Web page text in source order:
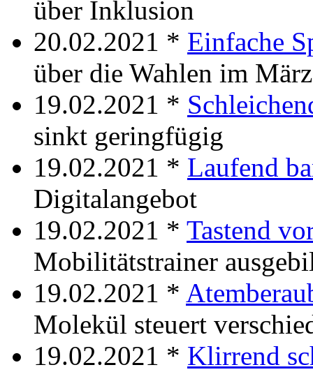
über Inklusion
20.02.2021 * Einfache
über die Wahlen im März
19.02.2021 *
sinkt geringfügig
19.02.2021 * Laufend
Digitalangebot
19.02.2021 * Tastend
Mobilitätstrainer
19.02.2021 *
Molekül steuert
19.02.2021 * Klirrend